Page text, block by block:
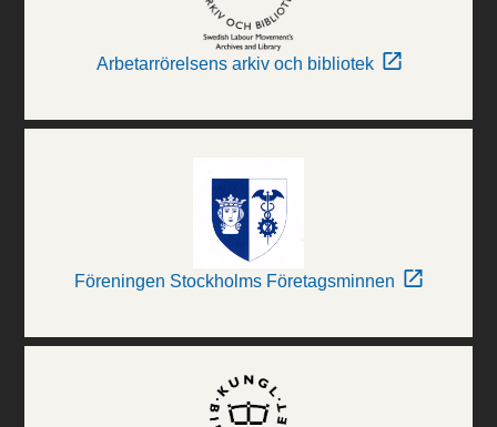
Arbetarrörelsens arkiv och bibliotek
Föreningen Stockholms Företagsminnen